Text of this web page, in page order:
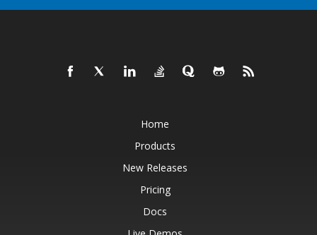
Home
Products
New Releases
Pricing
Docs